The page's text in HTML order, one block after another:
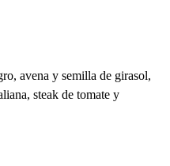
avena y semilla de girasol,
steak de tomate y